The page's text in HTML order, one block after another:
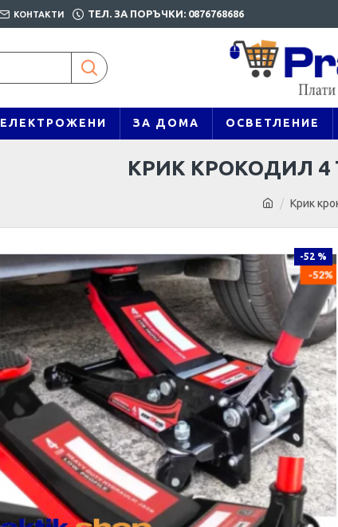
КОНТАКТИ ТЕЛ. ЗА ПОРЪЧКИ: 0876768686
ЕЛЕКТРОЖЕНИ ЗА ДОМА ОСВЕТЛЕНИЕ
Крик
КРИК КРОКОДИЛ 4
-52 %